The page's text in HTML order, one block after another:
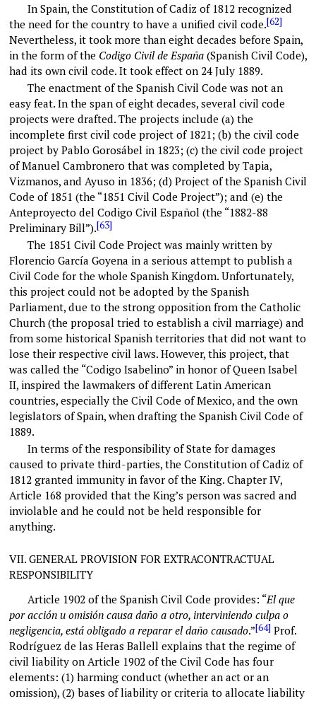
In Spain, the Constitution of Cadiz of 1812 recognized
the need for the country to have a unified civil code.[62]
Nevertheless, it took more than eight decades before Spain,
in the form of the Codigo Civil de España(Spanish Civil Code),
had its own civil code. It took effect on 24 July 1889.
The enactment of the Spanish Civil Code was not an
easy feat. In the span of eight decades, several civil code
projects were drafted. The projects include (a) the
incomplete first civil code project of 1821; (b) the civil code
project by Pablo Gorosábel in 1823; (c) the civil code project
of Manuel Cambronero that was completed by Tapia,
Vizmanos, and Ayuso in 1836; (d) Project of the Spanish Civil
Code of 1851 (the “1851 Civil Code Project”); and (e) the
Anteproyecto del Codigo Civil Español (the “1882-88
Preliminary Bill”).[63]
The 1851 Civil Code Project was mainly written by
Florencio García Goyena in a serious attempt to publish a
Civil Code for the whole Spanish Kingdom. Unfortunately,
this project could not be adopted by the Spanish
Parliament, due to the strong opposition from the Catholic
Church (the proposal tried to establish a civil marriage) and
from some historical Spanish territories that did not want to
lose their respective civil laws. However, this project, that
was called the “Codigo Isabelino” in honor of Queen Isabel
II, inspired the lawmakers of different Latin American
countries, especially the Civil Code of Mexico, and the own
legislators of Spain, when drafting the Spanish Civil Code of
1889.
In terms of the responsibility of State for damages
caused to private third-parties, the Constitution of Cadiz of
1812 granted immunity in favor of the King. Chapter IV,
Article 168 provided that the King’s person was sacred and
inviolable and he could not be held responsible for
anything.
VII. GENERAL PROVISION FOR EXTRACONTRACTUAL
RESPONSIBILITY
Article 1902 of the Spanish Civil Code provides: “El que
por acción u omisión causa daño a otro, interviniendo culpa o
negligencia, está obligado a reparar el daño causado.”[64] Prof.
Rodríguez de las Heras Ballell explains that the regime of
civil liability on Article 1902 of the Civil Code has four
elements: (1) harming conduct (whether an act or an
omission), (2) bases of liability or criteria to allocate liability